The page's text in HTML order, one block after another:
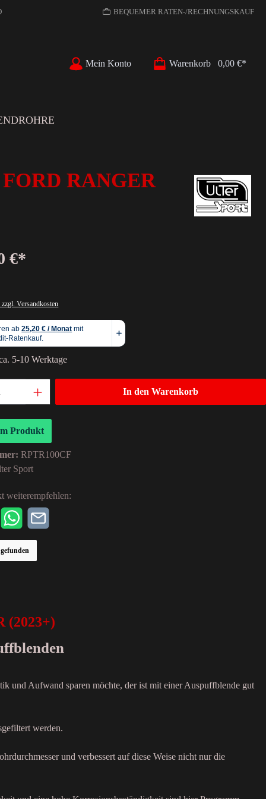
BEQUEMER RATEN-/RECHNUNGSKAUF
Mein Konto Warenkorb 0,00 €*
RANGER
€*
Versandkosten
5-10 Werktage
In den Warenkorb
Produkt
RPTR100CF
Sport
weiterempfehlen:
(2023+)
und Aufwand sparen möchte, der ist mit einer Auspuffblende gut
werden.
und verbessert auf diese Weise nicht nur die